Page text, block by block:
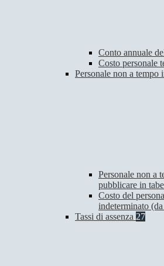
Conto annuale
Costo personale
Personale non a tempo
Personale non a
pubblicare in
Costo del
indeterminato
Tassi di assenza 27